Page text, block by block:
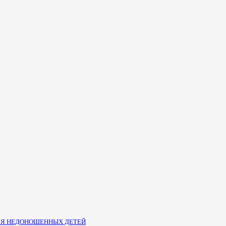
НЕДОНОШЕННЫХ ДЕТЕЙ